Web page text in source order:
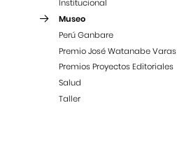
Institucional
Museo
Perú Ganbare
Premio José Watanabe Varas
Premios Proyectos Editoriales
Salud
Taller